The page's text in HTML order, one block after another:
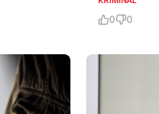
0 0